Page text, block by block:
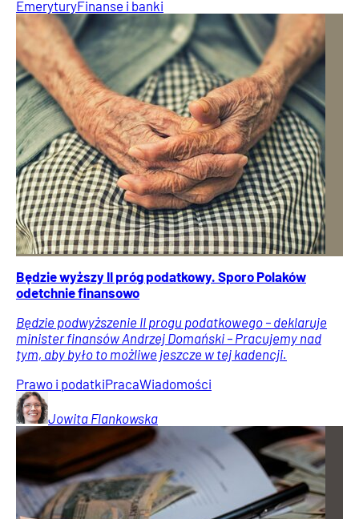
EmeryturyFinanse i banki
Będzie wyższy II próg podatkowy. Sporo Polaków
odetchnie finansowo
Będzie podwyższenie II progu podatkowego – deklaruje
minister finansów Andrzej Domański – Pracujemy nad
tym, aby było to możliwe jeszcze w tej kadencji.
Prawo i podatkiPracaWiadomości
Jowita Flankowska